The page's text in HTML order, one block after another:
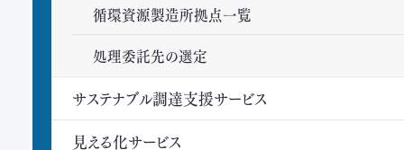
循環資源製造所拠点一覧
処理委託先の選定
サステナブル調達支援サービス
見える化サービス